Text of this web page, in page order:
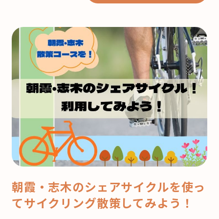
う
来
月
ク
マ
ス！
ど
こ
ケ
ー
朝霞・志木のシェアサイクルを使っ
てサイクリング散策してみよう！